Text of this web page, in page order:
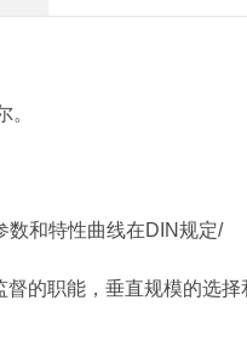
。
数和特性曲线在DIN规定/
的职能，垂直规模的选